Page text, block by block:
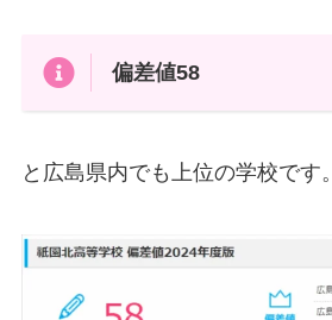
偏差値58
と広島県内でも上位の学校です。